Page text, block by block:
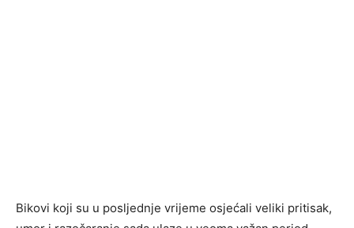
Bikovi koji su u posljednje vrijeme osjećali veliki pritisak,